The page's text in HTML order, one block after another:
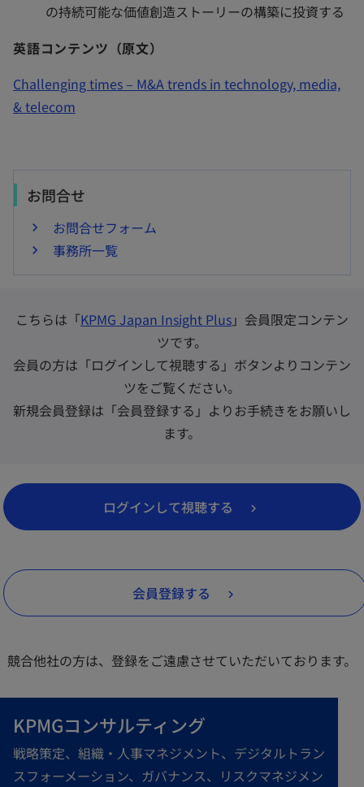
の持続可能な価値創造ストーリーの構築に投資する
英語コンテンツ（原文）
Challenging times – M&A trends in technology, media,
& telecom
お問合せ
お問合せフォーム
事務所一覧
こちらは「KPMG Japan Insight Plus」会員限定コンテン
ツです。
会員の方は「ログインして視聴する」ボタンよりコンテン
ツをご覧ください。
新規会員登録は「会員登録する」よりお手続きをお願いし
ます。
ログインして視聴する
し
タ
で
く
会員登録する
競合他社の方は、登録をご遠慮させていただいております。
KPMGコンサルティング
戦略策定、組織・人事マネジメント、デジタルトラン
スフォーメーション、ガバナンス、リスクマネジメン